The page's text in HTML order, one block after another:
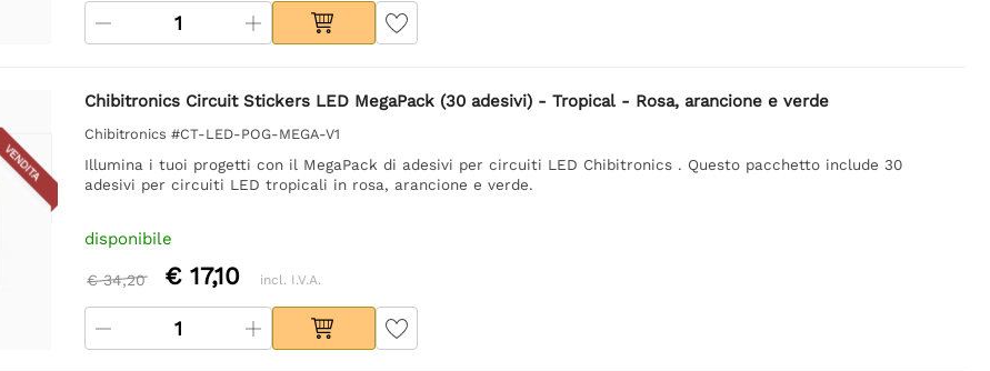
VENDITA
Chibitronics Circuit Stickers LED MegaPack (30 adesivi) - Tropical - Rosa, arancione e verde
Chibitronics #CT-LED-POG-MEGA-V1
Illumina i tuoi progetti con il MegaPack di adesivi per circuiti LED Chibitronics . Questo pacchetto include 30
adesivi per circuiti LED tropicali in rosa, arancione e verde.
disponibile
€ 34,20 € 17,10 incl. I.V.A.